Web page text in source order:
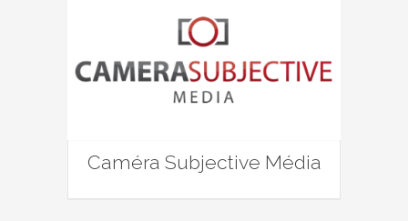
Caméra Subjective Média